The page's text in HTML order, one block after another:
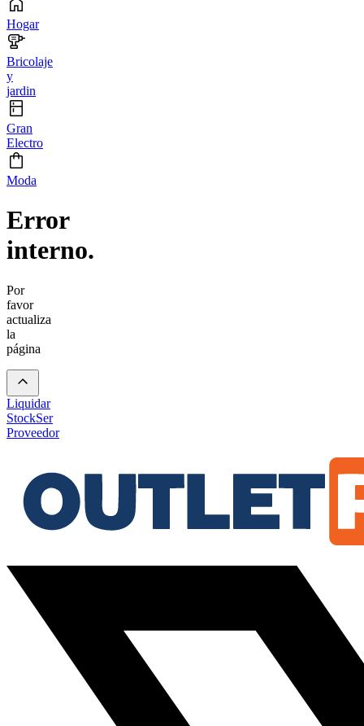
Hogar
Bricolaje
y
jardin
Gran
Electro
Moda
Error
interno.
Por
favor
actualiza
la
página
Liquidar
StockSer
Proveedor